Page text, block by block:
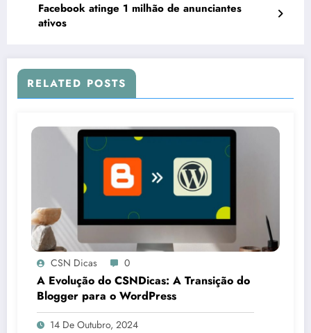
Facebook atinge 1 milhão de anunciantes
ativos
RELATED POSTS
CSN Dicas 0
A Evolução do CSNDicas: A Transição do
Blogger para o WordPress
14 De Outubro, 2024